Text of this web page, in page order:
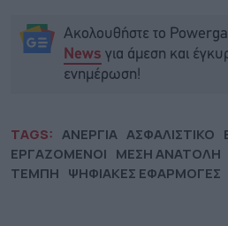
Ακολουθήστε το
News για άμεση και
ενημέρωση!
TAGS: ΑΝΕΡΓΙΑ ΑΣΦΑΛΙΣΤΙΚΟ
ΕΡΓΑΖΟΜΕΝΟΙ ΜΕΣΗ ΑΝΑΤΟΛΗ
ΤΕΜΠΗ ΨΗΦΙΑΚΕΣ ΕΦΑΡΜΟΓΕΣ